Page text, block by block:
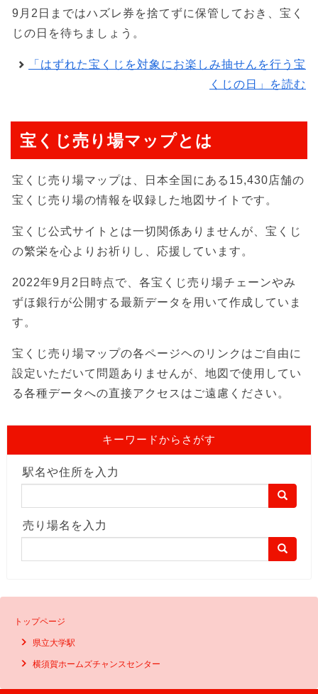
9月2日まではハズレ券を捨てずに保管しておき、宝く
じの日を待ちましょう。
「はずれた宝くじを対象にお楽しみ抽せんを行う宝
くじの日」を読む
宝くじ売り場マップとは
宝くじ売り場マップは、日本全国にある15,430店舗の
宝くじ売り場の情報を収録した地図サイトです。
宝くじ公式サイトとは一切関係ありませんが、宝くじ
の繁栄を心よりお祈りし、応援しています。
2022年9月2日時点で、各宝くじ売り場チェーンやみ
ずほ銀行が公開する最新データを用いて作成していま
す。
宝くじ売り場マップの各ページヘのリンクはご自由に
設定いただいて問題ありませんが、地図で使用してい
る各種データへの直接アクセスはご遠慮ください。
キーワードからさがす
駅名や住所を入力
売り場名を入力
トップページ
県立大学駅
横須賀ホームズチャンスセンター